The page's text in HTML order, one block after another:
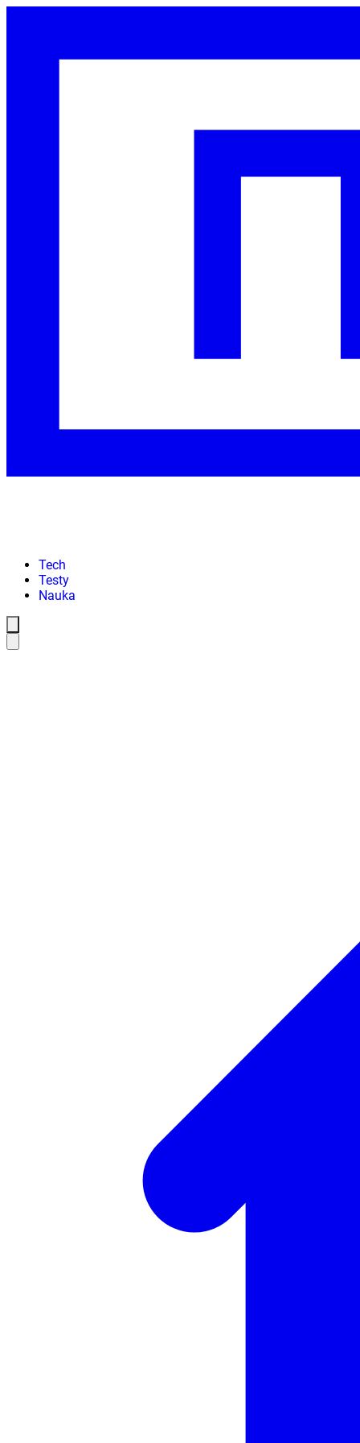
Tech
Testy
Nauka